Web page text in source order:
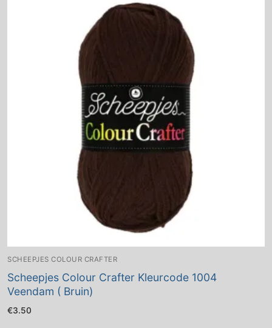
SCHEEPJES COLOUR CRAFTER
Scheepjes Colour Crafter Kleurcode 1004
Veendam ( Bruin)
€3.50